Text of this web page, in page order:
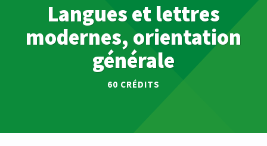
Langues et lettres
modernes, orientation
générale
60 CRÉDITS